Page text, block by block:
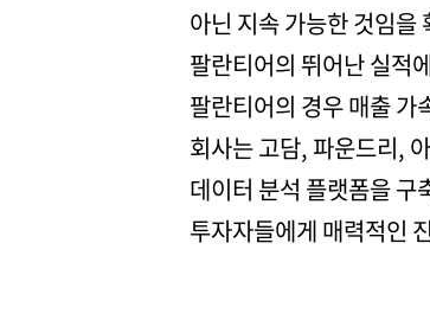
아닌 지속 가능한 것임
팔란티어의 뛰어난 실적
팔란티어의 경우 매출 가
회사는 고담, 파운드리,
데이터 분석 플랫폼을 구
투자자들에게 매력적인